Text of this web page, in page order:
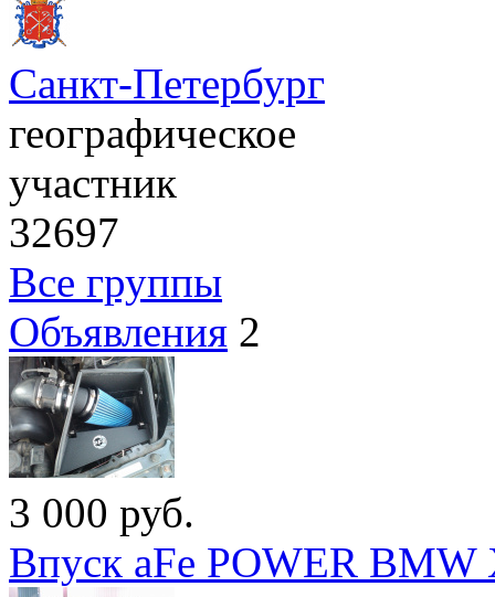
Санкт-Петербург
географическое
участник
32697
Все группы
Объявления 2
3 000 руб.
Впуск aFe POWER BMW